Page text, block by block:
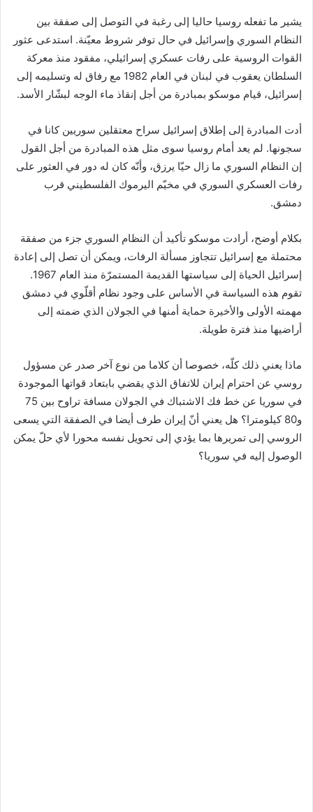
يشير ما تفعله روسيا حاليا إلى رغبة في التوصل إلى صفقة بين
النظام السوري وإسرائيل في حال توفر شروط معيّنة. استدعى عثور
القوات الروسية على رفات عسكري إسرائيلي، مفقود منذ معركة
السلطان يعقوب في لبنان في العام 1982 مع رفاق له وتسليمه إلى
إسرائيل، قيام موسكو بمبادرة من أجل إنقاذ ماء الوجه لبشّار الأسد.
أدت المبادرة إلى إطلاق إسرائيل سراح معتقلين سوريين كانا في
سجونها. لم يعد أمام روسيا سوى مثل هذه المبادرة من أجل القول
إن النظام السوري ما زال حيّا يرزق، وأنّه كان له دور في العثور على
رفات العسكري السوري في مخيّم اليرموك الفلسطيني قرب
دمشق.
بكلام أوضح، أرادت موسكو تأكيد أن النظام السوري جزء من صفقة
محتملة مع إسرائيل تتجاوز مسألة الرفات، ويمكن أن تصل إلى إعادة
إسرائيل الحياة إلى سياستها القديمة المستمرّة منذ العام 1967.
تقوم هذه السياسة في الأساس على وجود نظام أقلّوي في دمشق
مهمته الأولى والأخيرة حماية أمنها في الجولان الذي ضمته إلى
أراضيها منذ فترة طويلة.
ماذا يعني ذلك كلّه، خصوصا أن كلاما من نوع آخر صدر عن مسؤول
روسي عن احترام إيران للاتفاق الذي يقضي بابتعاد قواتها الموجودة
في سوريا عن خط فك الاشتباك في الجولان مسافة تراوح بين 75
و80 كيلومترا؟ هل يعني أنّ إيران طرف أيضا في الصفقة التي يسعى
الروسي إلى تمريرها بما يؤدي إلى تحويل نفسه محورا لأي حلّ يمكن
الوصول إليه في سوريا؟